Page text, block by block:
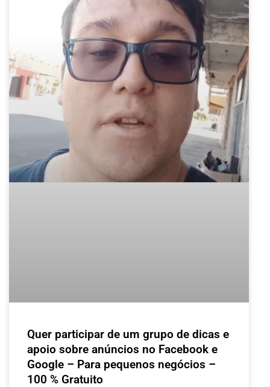
Quer participar de um grupo de dicas e
apoio sobre anúncios no Facebook e
Google – Para pequenos negócios –
100 % Gratuito